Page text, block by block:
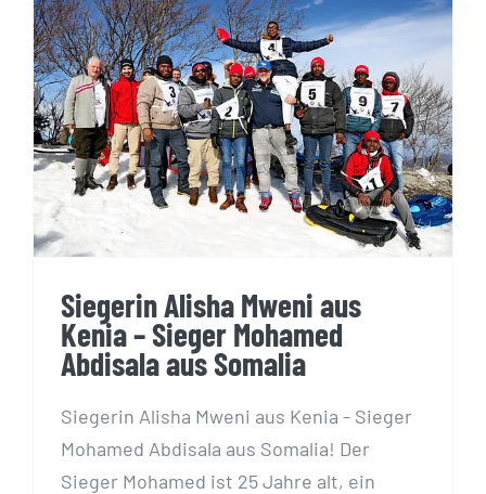
Siegerin Alisha Mweni aus
Kenia – Sieger Mohamed
Abdisala aus Somalia
Siegerin Alisha Mweni aus
Kenia – Sieger Mohamed
Abdisala aus Somalia
Siegerin Alisha Mweni aus Kenia - Sieger
Mohamed Abdisala aus Somalia! Der
Sieger Mohamed ist 25 Jahre alt, ein